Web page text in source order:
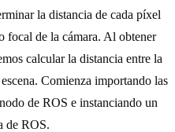
la distancia de cada píxel
focal de la cámara. Al obtener
calcular la distancia entre la
Comienza importando las
de ROS e instanciando un
de ROS.